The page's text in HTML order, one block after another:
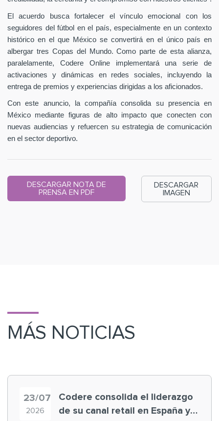
El acuerdo busca fortalecer el vínculo emocional con los
seguidores del fútbol en el país, especialmente en un contexto
histórico en el que México se convertirá en el único país en
albergar tres Copas del Mundo. Como parte de esta alianza,
paralelamente, Codere Online implementará una serie de
activaciones y dinámicas en redes sociales, incluyendo la
entrega de premios y experiencias dirigidas a los aficionados.
Con este anuncio, la compañía consolida su presencia en
México mediante figuras de alto impacto que conecten con
nuevas audiencias y refuercen su estrategia de comunicación
en el sector deportivo.
DESCARGAR NOTA DE
PRENSA EN PDF
DESCARGAR
IMAGEN
MÁS NOTICIAS
23/07
2026
Codere consolida el liderazgo
de su canal retail en España y